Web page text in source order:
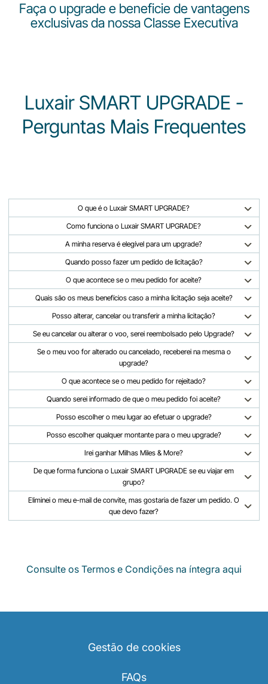
Faça o upgrade e beneficie de vantagens
exclusivas da nossa Classe Executiva
Luxair SMART UPGRADE -
Perguntas Mais Frequentes
O que é o Luxair SMART UPGRADE?
Como funciona o Luxair SMART UPGRADE?
A minha reserva é elegível para um upgrade?
Quando posso fazer um pedido de licitação?
O que acontece se o meu pedido for aceite?
Quais são os meus benefícios caso a minha licitação seja aceite?
Posso alterar, cancelar ou transferir a minha licitação?
Se eu cancelar ou alterar o voo, serei reembolsado pelo Upgrade?
Se o meu voo for alterado ou cancelado, receberei na mesma o
upgrade?
O que acontece se o meu pedido for rejeitado?
Quando serei informado de que o meu pedido foi aceite?
Posso escolher o meu lugar ao efetuar o upgrade?
Posso escolher qualquer montante para o meu upgrade?
Irei ganhar Milhas Miles & More?
De que forma funciona o Luxair SMART UPGRADE se eu viajar em
grupo?
Eliminei o meu e-mail de convite, mas gostaria de fazer um pedido. O
que devo fazer?
Consulte os Termos e Condições na íntegra aqui
Gestão de cookies
FAQs